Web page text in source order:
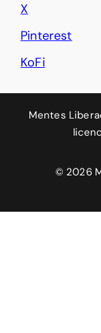
X
Pinterest
KoFi
Mentes
© 2026